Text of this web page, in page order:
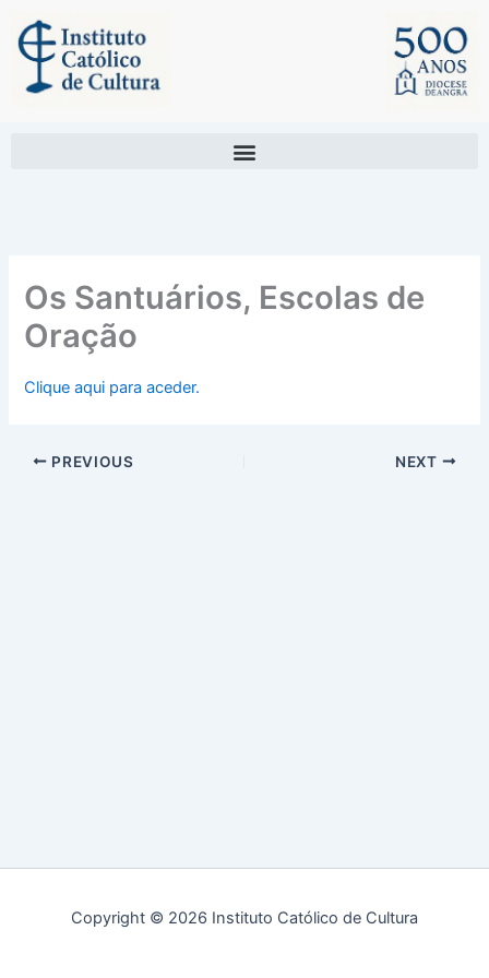
content
Os Santuários, Escolas de
Oração
Clique aqui para aceder.
PREVIOUS NEXT
Copyright © 2026 Instituto Católico de Cultura